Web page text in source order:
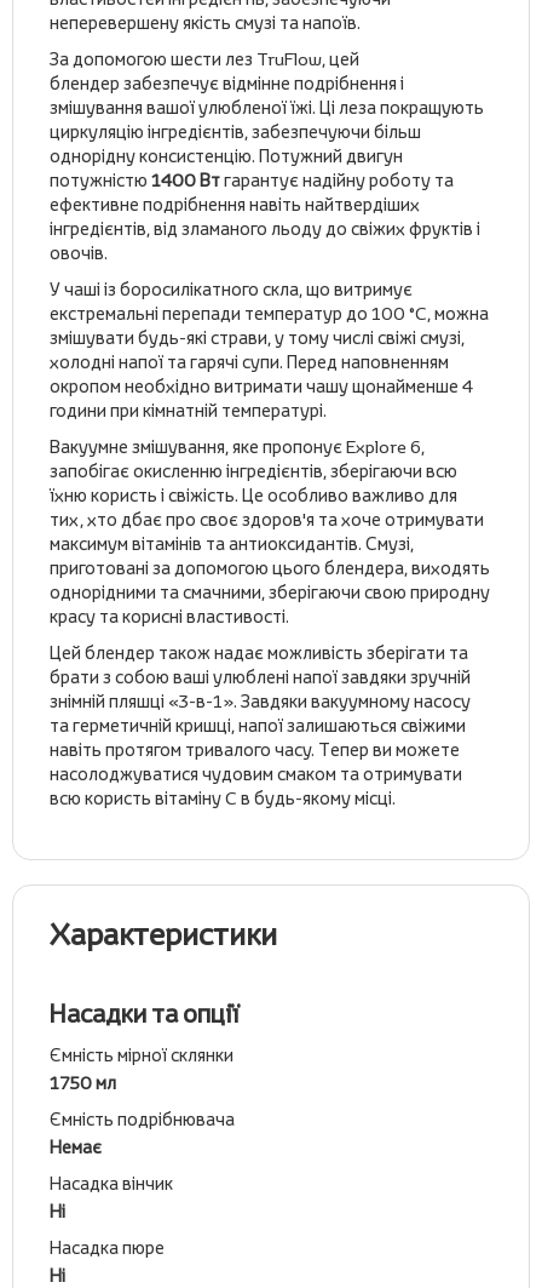
неперевершену якість смузі та напоїв.
За допомогою шести лез TruFlow, цей
блендер забезпечує відмінне подрібнення і
змішування вашої улюбленої їжі. Ці леза покращують
циркуляцію інгредієнтів, забезпечуючи більш
однорідну консистенцію. Потужний двигун
потужністю 1400 Втгарантує надійну роботу та
ефективне подрібнення навіть найтвердіших
інгредієнтів, від зламаного льоду до свіжих фруктів і
овочів.
У чаші із боросилікатного скла, що витримує
екстремальні перепади температур до 100 °C, можна
змішувати будь-які страви, у тому числі свіжі смузі,
холодні напої та гарячі супи. Перед наповненням
окропом необхідно витримати чашу щонайменше 4
години при кімнатній температурі.
Вакуумне змішування, яке пропонує Explore 6,
запобігає окисленню інгредієнтів, зберігаючи всю
їхню користь і свіжість. Це особливо важливо для
тих, хто дбає про своє здоров'я та хоче отримувати
максимум вітамінів та антиоксидантів. Смузі,
приготовані за допомогою цього блендера, виходять
однорідними та смачними, зберігаючи свою природну
красу та корисні властивості.
Цей блендер також надає можливість зберігати та
брати з собою ваші улюблені напої завдяки зручній
знімній пляшці «3-в-1». Завдяки вакуумному насосу
та герметичній кришці, напої залишаються свіжими
навіть протягом тривалого часу. Тепер ви можете
насолоджуватися чудовим смаком та отримувати
всю користь вітаміну C в будь-якому місці.
Характеристики
Насадки та опції
Ємність мірної склянки
1750 мл
Ємність подрібнювача
Немає
Насадка вінчик
Ні
Насадка пюре
Ні